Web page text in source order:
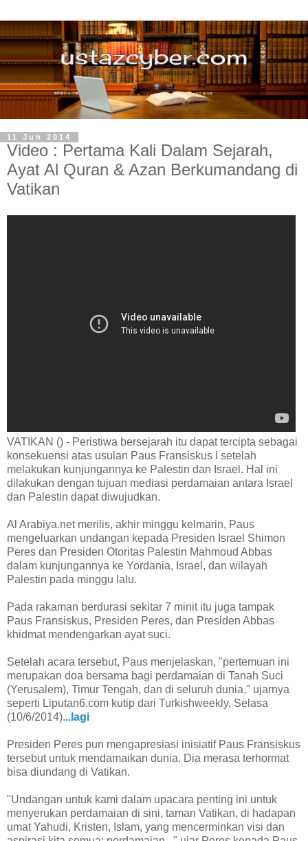
11 Jun 2014
Video : Pertama Kali Dalam Sejarah,
Ayat Al Quran & Azan Berkumandang di
Vatikan
VATIKAN () - Peristiwa bersejarah itu dapat tercipta sebagai
konsekuensi atas usulan Paus Fransiskus I setelah
melakukan kunjungannya ke Palestin dan Israel. Hal ini
dilakukan dengan tujuan mediasi perdamaian antara Israel
dan Palestin dapat diwujudkan.
Al Arabiya.net merilis, akhir minggu kelmarin, Paus
mengeluarkan undangan kepada Presiden Israel Shimon
Peres dan Presiden Otoritas Palestin Mahmoud Abbas
dalam kunjungannya ke Yordania, Israel, dan wilayah
Palestin pada minggu lalu.
Pada rakaman berdurasi sekitar 7 minit itu juga tampak
Paus Fransiskus, Presiden Peres, dan Presiden Abbas
khidmat mendengarkan ayat suci.
Setelah acara tersebut, Paus menjelaskan, "pertemuan ini
merupakan doa bersama bagi perdamaian di Tanah Suci
(Yerusalem), Timur Tengah, dan di seluruh dunia," ujarnya
seperti Liputan6.com kutip dari Turkishweekly, Selasa
(10/6/2014)...lagi
Presiden Peres pun mengapresiasi inisiatif Paus Fransiskus
tersebut untuk mendamaikan dunia. Dia merasa terhormat
bisa diundang di Vatikan.
"Undangan untuk kami dalam upacara penting ini untuk
menyerukan perdamaian di sini, taman Vatikan, di hadapan
umat Yahudi, Kristen, Islam, yang mencerminkan visi dan